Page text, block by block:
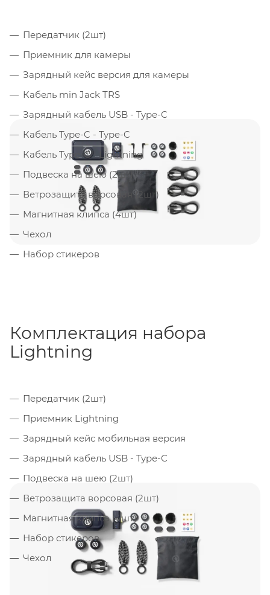
Передатчик (2шт)
Приемник для камеры
Зарядный кейс версия для камеры
Кабель min Jack TRS
Зарядный кабель USB - Type-C
Кабель Type-C - Type-C
Кабель Type-C - Lightning
Подвеска на шею (2шт)
Ветрозащита ворсовая (2шт)
Магнитная клипса (4шт)
Чехол
Набор стикеров
Комплектация набора
Lightning
Передатчик (2шт)
Приемник Lightning
Зарядный кейс мобильная версия
Зарядный кабель USB - Type-C
Подвеска на шею (2шт)
Ветрозащита ворсовая (2шт)
Магнитная клипса (4шт)
Набор стикеров
Чехол